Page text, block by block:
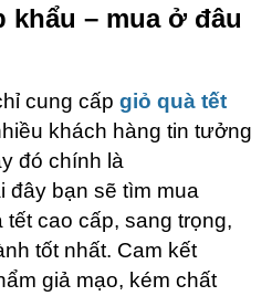
khẩu – mua ở đâu
cung cấp giỏ quà tết
khách hàng tin tưởng
đó chính là
đây bạn sẽ tìm mua
cao cấp, sang trọng,
tốt nhất. Cam kết
giả mạo, kém chất